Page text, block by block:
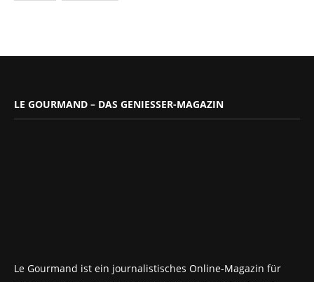
LE GOURMAND – DAS GENIESSER-MAGAZIN
Le Gourmand ist ein journalistisches Online-Magazin für